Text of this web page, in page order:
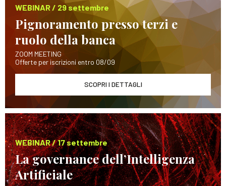
WEBINAR / 29 settembre
Pignoramento presso terzi e
ruolo della banca
ZOOM MEETING
Offerte per iscrizioni entro 08/09
SCOPRI I DETTAGLI
WEBINAR / 17 settembre
La governance dell’Intelligenza
Artificiale